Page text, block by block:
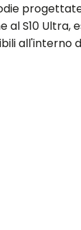
al S10 Ultra,
all'interno